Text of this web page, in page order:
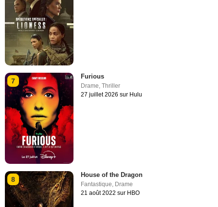
7
Furious
Drame ,Thriller
27 juillet 2026 sur Hulu
8
House of the Dragon
Fantastique, Drame
21 août 2022 sur HBO